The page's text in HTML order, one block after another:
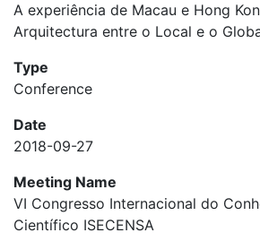
A experiência de Macau e Hong
Arquitectura entre o Local e o
Type
Conference
Date
2018-09-27
Meeting Name
VI Congresso Internacional do
Científico ISECENSA